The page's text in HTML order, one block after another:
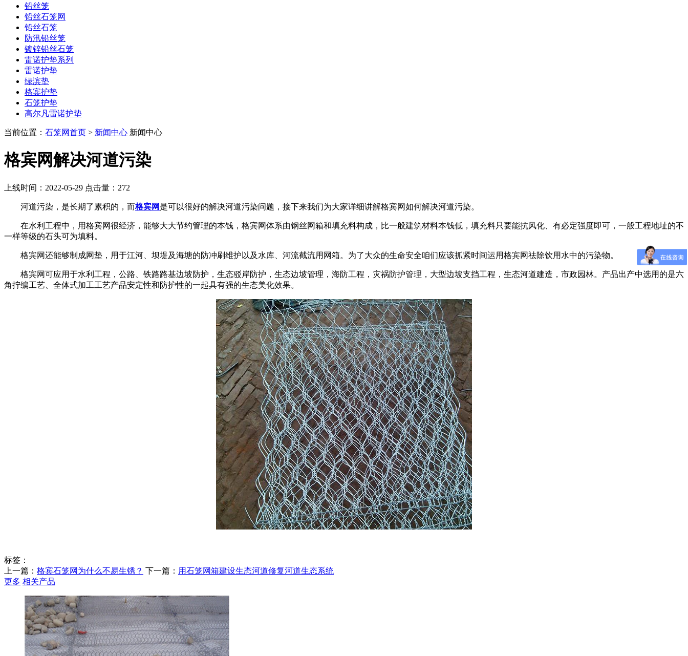
铅丝笼
铅丝石笼网
铅丝石笼
防汛铅丝笼
镀锌铅丝石笼
雷诺护垫系列
雷诺护垫
绿滨垫
格宾护垫
石笼护垫
高尔凡雷诺护垫
当前位置： 石笼网首页 > 新闻中心 新闻中心
格宾网解决河道污染
上线时间：2022-05-29 点击量： 272
河道污染，是长期了累积的，而格宾网是可以很好的解决河道污染问题，接下来我们为大家详细讲解格宾网如何解决河道污染。
在水利工程中，用格宾网很经济，能够大大节约管理的本钱，格宾网体系由钢丝网箱和填充料构成，比一般建筑材料本钱低，填充料只要能抗风化、有必定强度即可，一般工程地址的不
一样等级的石头可为填料。
格宾网还能够制成网垫，用于江河、坝堤及海塘的防冲刷维护以及水库、河流截流用网箱。为了大众的生命安全咱们应该抓紧时间运用格宾网祛除饮用水中的污染物。
格宾网可应用于水利工程，公路、铁路路基边坡防护，生态驳岸防护，生态边坡管理，海防工程，灾祸防护管理，大型边坡支挡工程，生态河道建造，市政园林。产品出产中选用的是六
角拧编工艺、全体式加工工艺产品安定性和防护性的一起具有强的生态美化效果。
标签：
上一篇： 格宾石笼网为什么不易生锈？ 下一篇： 用石笼网箱建设生态河道修复河道生态系统
更多 相关产品